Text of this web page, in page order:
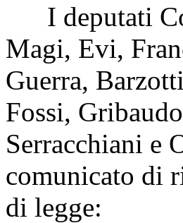
I deputati
Magi, Evi,
Guerra,
Fossi,
Serracchiani e
comunicato di
di legge: